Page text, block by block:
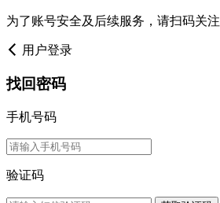
为了账号安全及后续服务，请扫码关注
用户登录
找回密码
手机号码
验证码